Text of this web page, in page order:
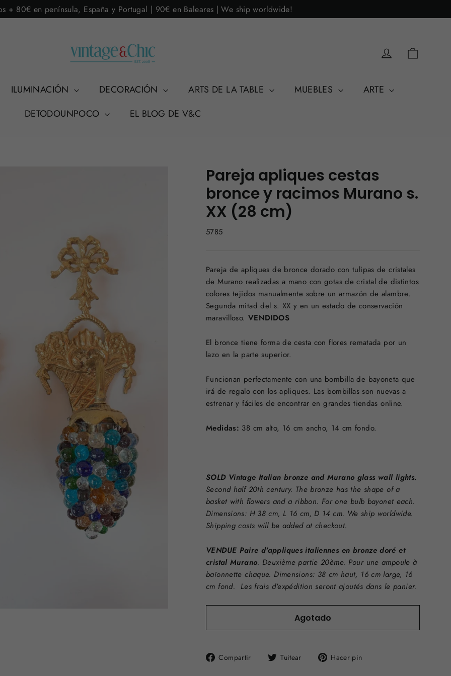
+ 80€ en península, España y Portugal | 90€ en Baleares | We ship worldwide!
Acceder
ILUMINACIÓN DECORACIÓN ARTS DE LA TABLE MUEBLES
ARTE
DETODOUNPOCO
EL BLOG DE V&C
Pareja apliques cestas
bronce y racimos Murano s.
XX (28 cm)
5785
Pareja de apliques de bronce dorado con tulipas de cristales
de Murano realizadas a mano con gotas de cristal de distintos
colores tejidos manualmente sobre un armazón de alambre.
Segunda mitad del s. XX y en un estado de conservación
maravilloso. VENDIDOS
El bronce tiene forma de cesta con flores rematada por un
lazo en la parte superior.
Funcionan perfectamente con una bombilla de bayoneta que
irá de regalo con los apliques. Las bombillas son nuevas a
estrenar y fáciles de encontrar en grandes tiendas online.
Medidas: 38 cm alto, 16 cm ancho, 14 cm fondo.
SOLD Vintage Italian bronze and Murano glass wall lights.
Second half 20th century. The bronze has the shape of a
basket with flowers and a ribbon. For one bulb bayonet each.
Dimensions: H 38 cm, L 16 cm, D 14 cm. We ship worldwide.
Shipping costs will be added at checkout.
VENDUE Paire d'appliques italiennes en bronze doré et
cristal Murano. Deuxième partie 20ème. Pour une ampoule à
baïonnette chaque. Dimensions: 38 cm haut, 16 cm large, 16
cm fond. Les frais d'expédition seront ajoutés dans le panier.
Agotado
Compartir
CompartirTuitear
Tuitear Hacer pin